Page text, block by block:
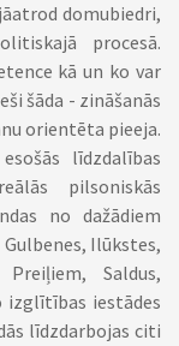
domubiedri,
procesā.
kā un ko var
šāda - zināšanās
orientēta pieeja.
līdzdalības
pilsoniskās
no dažādiem
Ilūkstes,
Preiļiem, Saldus,
izglītības iestādes
līdzdarbojas citi